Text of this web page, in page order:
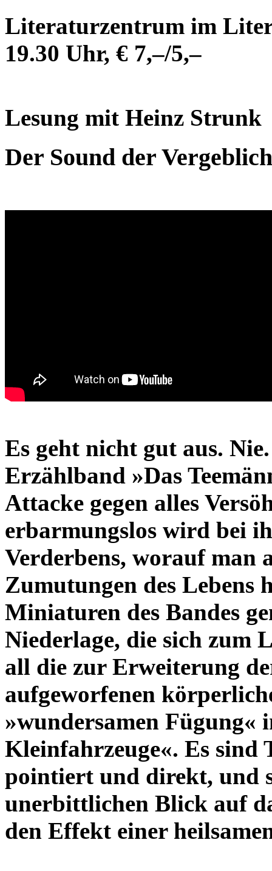
Literaturzentrum im
19.30 Uhr, € 7,–/5,–
Lesung mit Heinz Strunk
Der Sound der
Es geht nicht gut aus.
Erzählband »Das
Attacke gegen alles
erbarmungslos wird bei
Verderbens, worauf man
Zumutungen des Lebens
Miniaturen des Bandes
Niederlage, die sich zum
all die zur Erweiterung
aufgeworfenen
»wundersamen Fügung«
Kleinfahrzeuge«. Es sind
pointiert und direkt, und
unerbittlichen Blick auf
den Effekt einer